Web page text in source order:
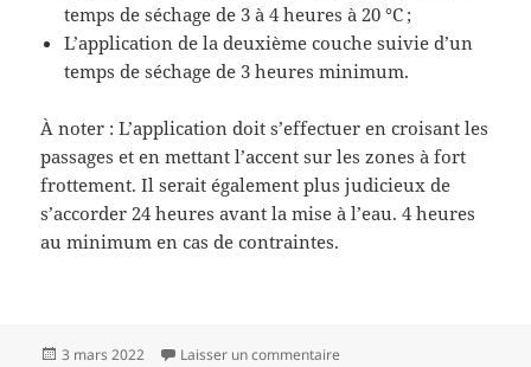
temps de séchage de 3 à 4 heures à 20 °C ;
L’application de la deuxième couche suivie d’un
temps de séchage de 3 heures minimum.
À noter : L’application doit s’effectuer en croisant les
passages et en mettant l’accent sur les zones à fort
frottement. Il serait également plus judicieux de
s’accorder 24 heures avant la mise à l’eau. 4 heures
au minimum en cas de contraintes.
Publié
3 mars 2022 Laisser un commentaire